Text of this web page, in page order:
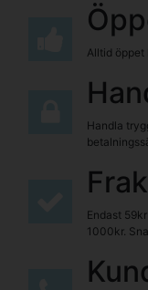
Alltid öppet
Handla
Endast
1000kr.